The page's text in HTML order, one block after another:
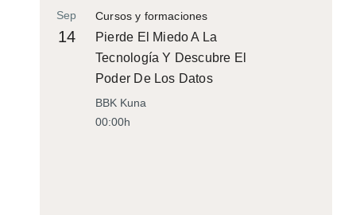
Cursos y formaciones
Sep
14
Pierde El Miedo A La
Tecnología Y Descubre El
Poder De Los Datos
BBK Kuna
00:00h